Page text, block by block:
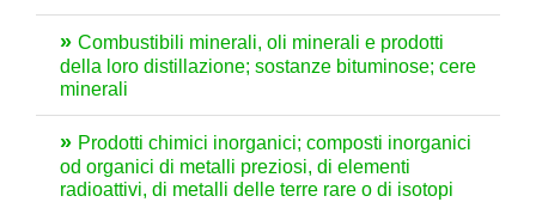
Combustibili minerali, oli minerali e prodotti
della loro distillazione; sostanze bituminose; cere
minerali
Prodotti chimici inorganici; composti inorganici
od organici di metalli preziosi, di elementi
radioattivi, di metalli delle terre rare o di isotopi